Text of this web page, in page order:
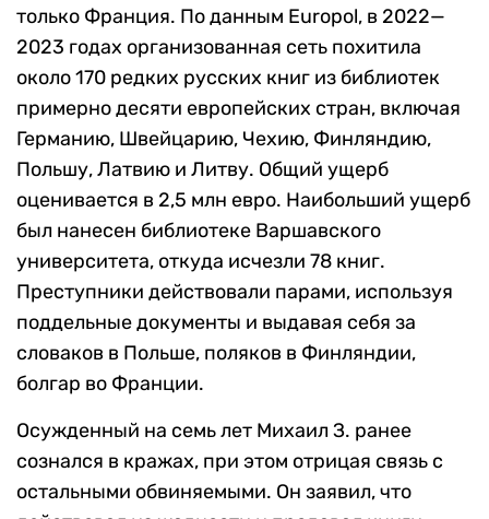
только Франция. По данным Europol, в 2022—
2023 годах организованная сеть похитила
около 170 редких русских книг из библиотек
примерно десяти европейских стран, включая
Германию, Швейцарию, Чехию, Финляндию,
Польшу, Латвию и Литву. Общий ущерб
оценивается в 2,5 млн евро. Наибольший ущерб
был нанесен библиотеке Варшавского
университета, откуда исчезли 78 книг.
Преступники действовали парами, используя
поддельные документы и выдавая себя за
словаков в Польше, поляков в Финляндии,
болгар во Франции.
Осужденный на семь лет Михаил З. ранее
сознался в кражах, при этом отрицая связь с
остальными обвиняемыми. Он заявил, что